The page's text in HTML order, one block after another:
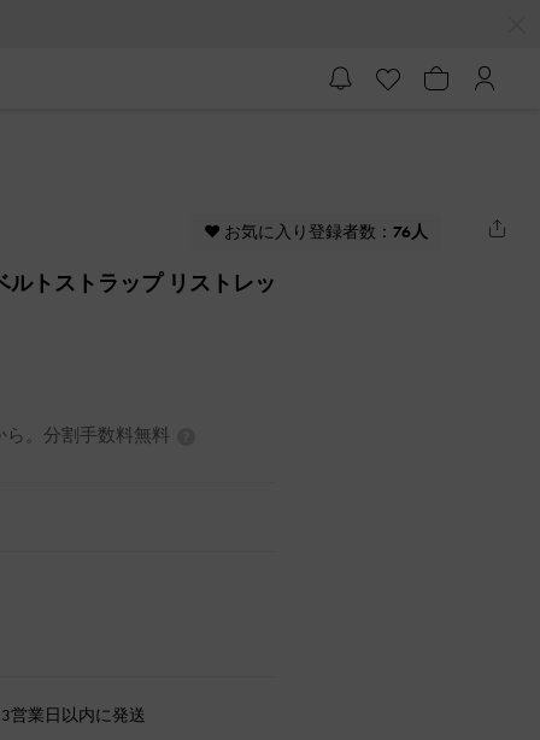
♥ お気に入り登録者数： 76人
ルトストラップ リストレッ
。分割手数料無料
営業日以内に発送